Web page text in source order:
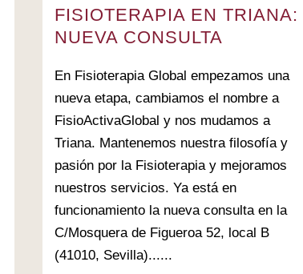
FISIOTERAPIA EN TRIANA:
NUEVA CONSULTA
En Fisioterapia Global empezamos una
nueva etapa, cambiamos el nombre a
FisioActivaGlobal y nos mudamos a
Triana. Mantenemos nuestra filosofía y
pasión por la Fisioterapia y mejoramos
nuestros servicios. Ya está en
funcionamiento la nueva consulta en la
C/Mosquera de Figueroa 52, local B
(41010, Sevilla)......